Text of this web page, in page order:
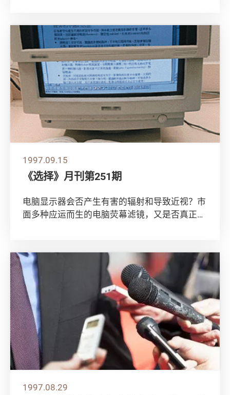
1997.09.15
《选择》月刊第251期
电脑显示器会否产生有害的辐射和导致近视？市
面多种应运而生的电脑荧幕滤镜，又是否真正防
1997.08.29